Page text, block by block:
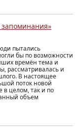
пытались
бы по возможности
времён тема и
рассматривалась и
В настоящее
поток новой
целом, так и по
объем